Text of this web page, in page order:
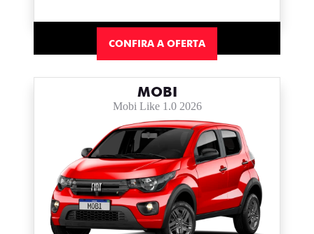
CONFIRA A OFERTA
MOBI
Mobi Like 1.0 2026